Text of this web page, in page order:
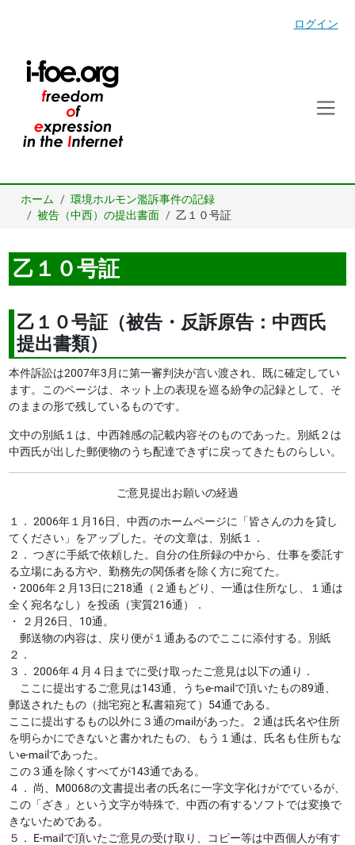
ログイン
ホーム
環境ホルモン濫訴事件の記録
被告（中西）の提出書面
乙１０号証
乙１０号証
乙１０号証（被告・反訴原告：中西氏
提出書類）
本件訴訟は2007年3月に第一審判決が言い渡され、既に確定してい
ます。このページは、ネット上の表現を巡る紛争の記録として、そ
のままの形で残しているものです。
文中の別紙１は、中西雑感の記載内容そのものであった。別紙２は
中西氏が出した郵便物のうち配達できずに戻ってきたものらしい。
ご意見提出お願いの経過
１． 2006年１月16日、中西のホームページに「皆さんの力を貸し
てください」をアップした。その文章は、別紙１．
２． つぎに手紙で依頼した。自分の住所録の中から、仕事を委託す
る立場にある方や、勤務先の関係者を除く方に宛てた。
・2006年２月13日に218通（２通もどり、一通は住所なし、１通は
全く宛名なし）を投函（実質216通）．
・ ２月26日、10通。
郵送物の内容は、戻り便が１通あるのでここに添付する。別紙
２．
３． 2006年４月４日までに受け取ったご意見は以下の通り．
ここに提出するご意見は143通、うちe-mailで頂いたもの89通、
郵送されたもの（拙宅宛と私書箱宛て）54通である。
ここに提出するもの以外に３通のmailがあった。２通は氏名や住所
を明らかにできないと書かれたもの、もう１通は、氏名も住所もな
いe-mailであった。
この３通を除くすべてが143通である。
４． 尚、M0068の文書提出者の氏名に一字文字化けがでているが、
この「ざき」という文字が特殊で、中西の有するソフトでは変換で
きないためである。
５． E-mailで頂いたご意見の受け取り、コピー等は中西個人が有す